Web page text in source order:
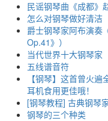
民谣钢琴曲《成都》
怎么对钢琴做好清洁
爵士钢琴家阿布演奏
Op.41》）
当代世界十大钢琴家
五线谱音符
【钢琴】这首曾火
耳机食用更佳哦！
[钢琴教程] 古典钢琴
钢琴的三个种类